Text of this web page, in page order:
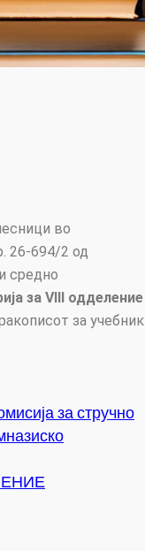
во
26-694/2 од
средно
за VIII одделение
за учебник
за стручно